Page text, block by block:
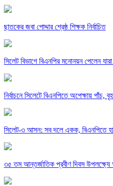
ছাতকের জবা পোদ্দার শ্রেষ্ঠ শিক্ষক নির্বাচিত
সিলেট বিভাগে বিএনপির মনোনয়ন পেলেন
নির্বাচনে সিলেটে বিএনপিতে অপেক্ষায় পাঁচ,
সিলেট-৩ আসন: সব দলে একক, বিএনপিতে
৩৫ তম আন্তর্জাতিক প্রবীণ দিবস